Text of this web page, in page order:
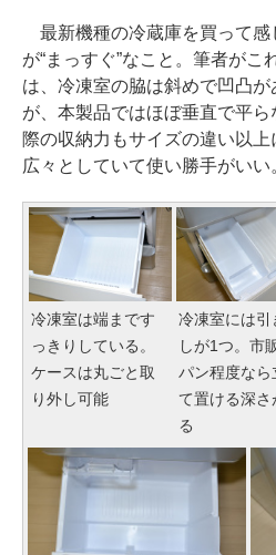
最新機種の冷蔵庫を買って感
が“まっすぐ”なこと。筆者がこ
は、冷凍室の脇は斜めで凹凸
が、本製品ではほぼ垂直で平
際の収納力もサイズの違い以
広々としていて使い勝手がいい
冷凍室は端まです
っきりしている。
ケースは丸ごと取
り外し可能
冷凍室には引
しが1つ。市
パン程度なら
て置ける深さ
る